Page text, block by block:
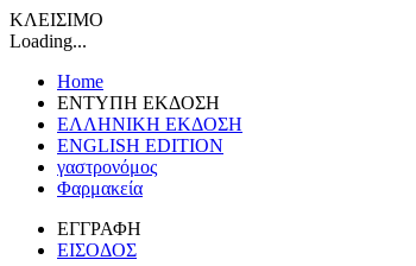
ΚΛΕΙΣΙΜΟ
Loading...
Home
ΕΝΤΥΠΗ ΕΚΔΟΣΗ
ΕΛΛΗΝΙΚΗ ΕΚΔΟΣΗ
ENGLISH EDITION
γαστρονόμος
Φαρμακεία
ΕΓΓΡΑΦΗ
ΕΙΣΟΔΟΣ